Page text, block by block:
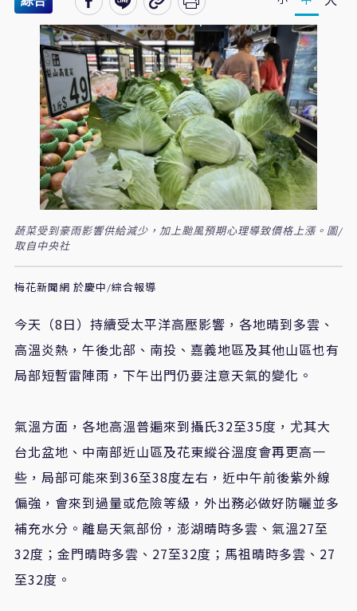
蔬菜受到豪雨影響供給減少，加上颱風預期心理導致價格上漲。圖/
取自中央社
梅花新聞網 於慶中/綜合報導
今天（8日）持續受太平洋高壓影響，各地晴到多雲、
高溫炎熱，午後北部、南投、嘉義地區及其他山區也有
局部短暫雷陣雨，下午出門仍要注意天氣的變化。
氣溫方面，各地高溫普遍來到攝氏32至35度，尤其大
台北盆地、中南部近山區及花東縱谷溫度會再更高一
些，局部可能來到36至38度左右，近中午前後紫外線
偏強，會來到過量或危險等級，外出務必做好防曬並多
補充水分。離島天氣部份，澎湖晴時多雲、氣溫27至
32度；金門晴時多雲、27至32度；馬祖晴時多雲、27
至32度。